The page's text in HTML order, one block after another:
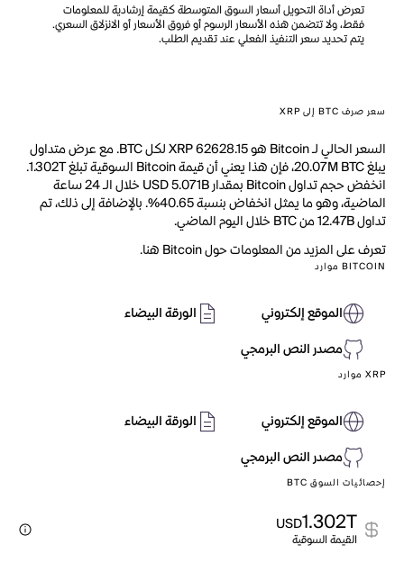
تعرض أداة التحويل أسعار السوق المتوسطة كقيمة إرشادية للمعلومات
فقط، ولا تتضمن هذه الأسعار الرسوم أو فروق الأسعار أو الانزلاق السعري.
يتم تحديد سعر التنفيذ الفعلي عند تقديم الطلب.
سعر صرف BTC إلى XRP
السعر الحالي لـ Bitcoin هو XRP 62628.15 لكل BTC. مع عرض متداول
يبلغ 20.07M BTC، فإن هذا يعني أن قيمة Bitcoin السوقية تبلغ 1.302T.
انخفض حجم تداول Bitcoin بمقدار USD 5.071B خلال الـ 24 ساعة
الماضية، وهو ما يمثل انخفاض بنسبة 40.65%. بالإضافة إلى ذلك، تم
تداول 12.47B من BTC خلال اليوم الماضي.
تعرف على المزيد من المعلومات حول Bitcoin هنا.
BITCOIN موارد
الموقع إلكتروني
الورقة البيضاء
مصدر النص البرمجي
XRP موارد
الموقع إلكتروني
الورقة البيضاء
مصدر النص البرمجي
إحصائيات السوق BTC
1.302T
USD
القيمة السوقية